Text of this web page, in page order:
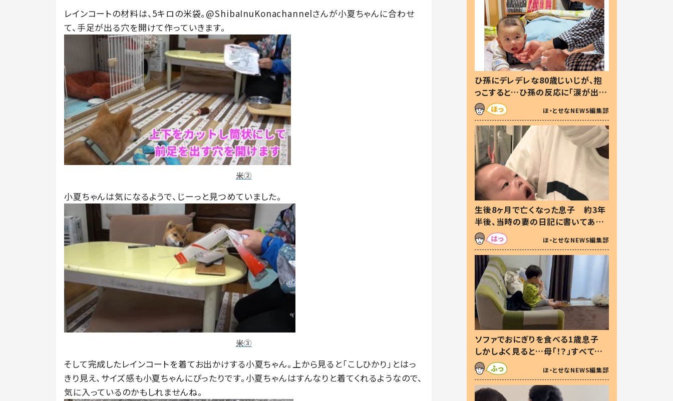
レインコートの材料は、5キロの米袋。@ShibaInuKonachannelさんが小夏ちゃんに合わせ
て、手足が出る穴を開けて作っていきます。
米②
小夏ちゃんは気になるようで、じーっと見つめていました。
米③
そして完成したレインコートを着てお出かけする小夏ちゃん。上から見ると「こしひかり」とはっ
きり見え、サイズ感も小夏ちゃんにぴったりです。小夏ちゃんはすんなりと着てくれるようなので、
気に入っているのかもしれませんね。
ひ孫にデレデレな80歳じいじが、抱
っこすると…ひ孫の反応に「涙が出ま
した」「可愛くて仕方ない」
ほ・とせなNEWS編集部
生後8ヶ月で亡くなった息子 約3年
半後、当時の妻の日記に書いてあっ
た本音とは
ほ・とせなNEWS編集部
ソファでおにぎりを食べる1歳息子
しかしよく見ると…母「！？」すべてを
察した母の投稿に「可愛いから許
す！」「現行犯〜」
ほ・とせなNEWS編集部